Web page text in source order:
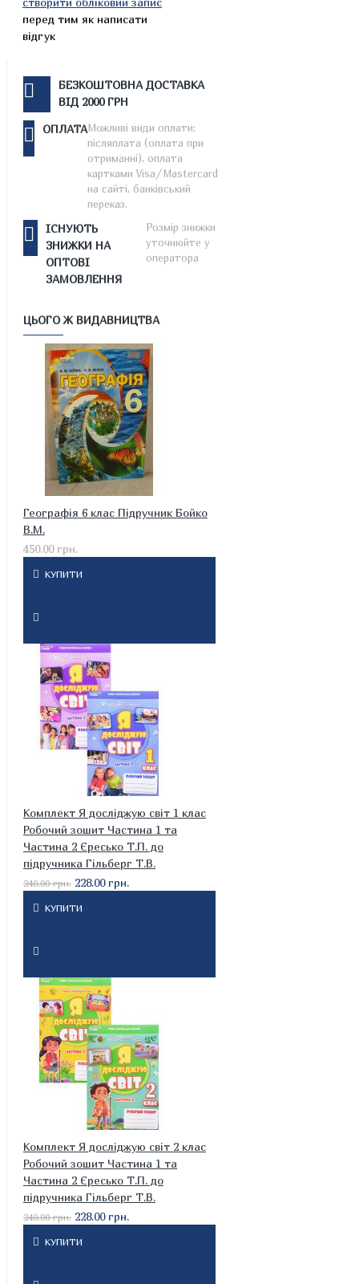
перед тим як написати
відгук
БЕЗКОШТОВНА ДОСТАВКА
ВІД 2000 ГРН
ОПЛАТАМожливі види оплати:
післяплата (оплата при
отриманні), оплата
картками Visa/Mastercard
на сайті, банківський
переказ.
ІСНУЮТЬ
ЗНИЖКИ НА
ОПТОВІ
ЗАМОВЛЕННЯ
Розмір знижки
уточнюйте у
оператора
ЦЬОГО Ж ВИДАВНИЦТВА
Географія 6 клас Підручник Бойко
В.М.
450.00 грн.
КУПИТИ
Комплект Я досліджую світ 1 клас
Робочий зошит Частина 1 та
Частина 2 Єресько Т.П. до
підручника Гільберг Т.В.
240.00 грн. 228.00 грн.
КУПИТИ
Комплект Я досліджую світ 2 клас
Робочий зошит Частина 1 та
Частина 2 Єресько Т.П. до
підручника Гільберг Т.В.
240.00 грн. 228.00 грн.
КУПИТИ